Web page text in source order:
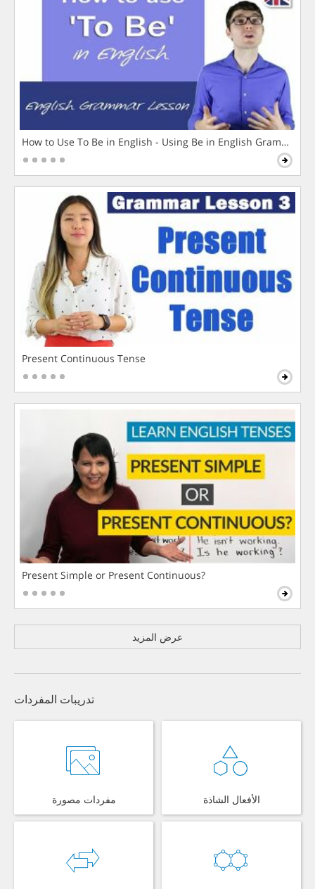
How to Use To Be in English - Using Be in English Grammar
Present Continuous Tense
Present Simple or Present Continuous?
عرض المزيد
تدريبات المفردات
مفردات مصورة الأفعال الشاذة